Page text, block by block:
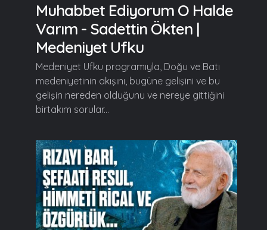
Muhabbet Ediyorum O Halde
Varım - Sadettin Ökten |
Medeniyet Ufku
Medeniyet Ufku programıyla, Doğu ve Batı
medeniyetinin akışını, bugüne gelişini ve bu
gelişin nereden olduğunu ve nereye gittiğini
birtakım sorular...